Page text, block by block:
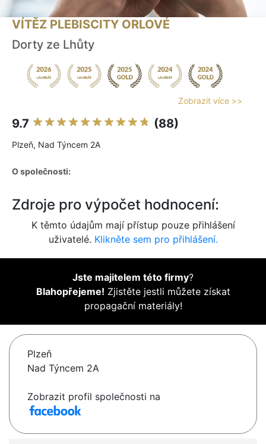
VÍTĚZ PLEBISCITY ORLOVÉ
Dorty ze Lhůty
Zobrazit více >>
9.7 (88)
Plzeň, Nad Týncem 2A
O společnosti:
Zdroje pro výpočet hodnocení:
K těmto údajům mají přístup pouze přihlášení
uživatelé. Klikněte sem pro přihlášení.
Jste majitelem této firmy?
Blahopřejeme! Zjistěte jestli můžete získat
propagační materiály!
Plzeň
Nad Týncem 2A
Zobrazit profil společnosti na